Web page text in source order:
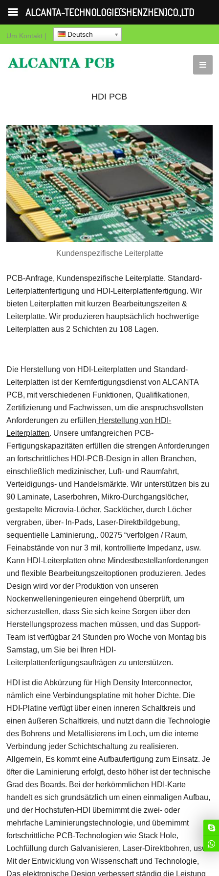
Um Kontakt | Deutsch
HDI PCB
Kundenspezifische Leiterplatte
PCB-Anfrage, Kundenspezifische Leiterplatte. Standard-
Leiterplattenfertigung und HDI-Leiterplattenfertigung. Wir
bieten Leiterplatten mit kurzen Bearbeitungszeiten &
Leiterplatte. Wir produzieren hauptsächlich hochwertige
Leiterplatten aus 2 Schichten zu 108 Lagen.
Die Herstellung von HDI-Leiterplatten und Standard-
Leiterplatten ist der Kernfertigungsdienst von ALCANTA
PCB, mit verschiedenen Funktionen, Qualifikationen,
Zertifizierung und Fachwissen, um die anspruchsvollsten
Anforderungen zu erfüllen Herstellung von HDI-
Leiterplatten. Unsere umfangreichen PCB-
Fertigungskapazitäten erfüllen die strengen Anforderungen
an fortschrittliches HDI-PCB-Design in allen Branchen,
einschließlich medizinischer, Luft- und Raumfahrt,
Verteidigungs- und Handelsmärkte. Wir unterstützen bis zu
90 Laminate, Laserbohren, Mikro-Durchgangslöcher,
gestapelte Microvia-Löcher, Sacklöcher, durch Löcher
vergraben, über- In-Pads, Laser-Direktbildgebung,
sequentielle Laminierung,. 00275 “verfolgen / Raum,
Feinabstände von nur 3 mil, kontrollierte Impedanz, usw.
Kann HDI-Leiterplatten ohne Mindestbestellanforderungen
und flexible Bearbeitungszeitoptionen produzieren. Jedes
Design wird vor der Produktion von unseren
Nockenwelleningenieuren eingehend überprüft, um
sicherzustellen, dass Sie sich keine Sorgen über den
Herstellungsprozess machen müssen, und das Support-
Team ist verfügbar 24 Stunden pro Woche von Montag bis
Samstag, um Sie bei Ihren HDI-
Leiterplattenfertigungsaufträgen zu unterstützen.
HDI ist die Abkürzung für High Density Interconnector,
nämlich eine Verbindungsplatine mit hoher Dichte. Die
HDI-Platine verfügt über einen inneren Schaltkreis und
einen äußeren Schaltkreis, und nutzt dann die Technologie
des Bohrens und Metallisierens im Loch, um die interne
Verbindung jeder Schichtschaltung zu realisieren.
Allgemein, Es kommt eine Aufbaufertigung zum Einsatz. Je
öfter die Laminierung erfolgt, desto höher ist der technische
Grad des Boards. Bei der herkömmlichen HDI-Karte
handelt es sich grundsätzlich um einen einmaligen Aufbau,
und der Hochstufen-HDI übernimmt die zwei- oder
mehrfache Laminierungstechnologie, und übernimmt
fortschrittliche PCB-Technologien wie Stack Hole,
Lochfüllung durch Galvanisieren, Laser-Direktbohren, usw.
Mit der Entwicklung von Wissenschaft und Technologie,
Das elektronische Design verbessert ständig die Leistung
ALCANTA-TECHNOLOGIE(SHENZHEN)CO.,LTD